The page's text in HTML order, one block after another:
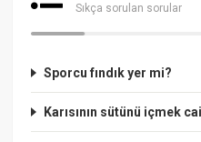
Sıkça sorulan sorular
Sporcu fındık yer mi?
Karısının sütünü içmek